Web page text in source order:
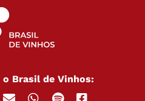
Brasil de Vinhos: